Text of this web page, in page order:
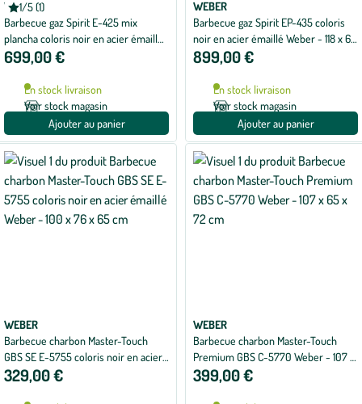
1/5 (1)
Note
moyenne
de
1
sur
5
WEBER
Barbecue gaz Spirit E-425 mix
plancha coloris noir en acier émaillé
Weber - 118 x 65 x 13 cm
699,00 €
En stock livraison
Voir stock magasin
Ajouter au panier
WEBER
Barbecue gaz Spirit EP-435 coloris
noir en acier émaillé Weber - 118 x 65
x 13 cm
899,00 €
En stock livraison
Voir stock magasin
Ajouter au panier
WEBER
Barbecue charbon Master-Touch
GBS SE E-5755 coloris noir en acier
émaillé Weber - 100 x 76 x 65 cm
329,00 €
WEBER
Barbecue charbon Master-Touch
Premium GBS C-5770 Weber - 107 x
65 x 72 cm
399,00 €